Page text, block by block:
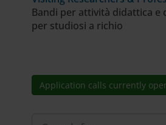
Bandi per attività didattica e
per studiosi a richio
Application calls currently